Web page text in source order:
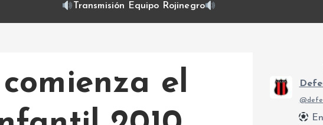
Transmisión Equipo Rojinegro
el